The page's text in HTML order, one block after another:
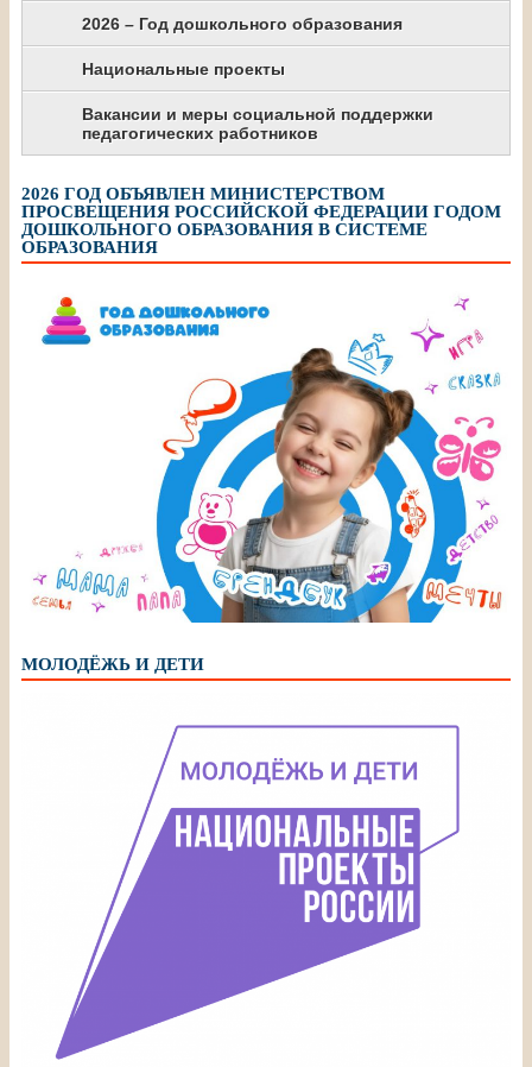
2026 – Год дошкольного образования
Национальные проекты
Вакансии и меры социальной поддержки
педагогических работников
2026 ГОД ОБЪЯВЛЕН МИНИСТЕРСТВОМ
ПРОСВЕЩЕНИЯ РОССИЙСКОЙ ФЕДЕРАЦИИ ГОДОМ
ДОШКОЛЬНОГО ОБРАЗОВАНИЯ В СИСТЕМЕ
ОБРАЗОВАНИЯ
МОЛОДЁЖЬ И ДЕТИ